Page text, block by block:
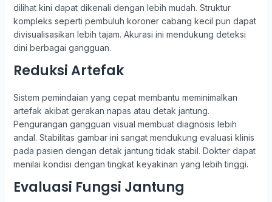
dilihat kini dapat dikenali dengan lebih mudah. Struktur
kompleks seperti pembuluh koroner cabang kecil pun dapat
divisualisasikan lebih tajam. Akurasi ini mendukung deteksi
dini berbagai gangguan.
Reduksi Artefak
Sistem pemindaian yang cepat membantu meminimalkan
artefak akibat gerakan napas atau detak jantung.
Pengurangan gangguan visual membuat diagnosis lebih
andal. Stabilitas gambar ini sangat mendukung evaluasi klinis
pada pasien dengan detak jantung tidak stabil. Dokter dapat
menilai kondisi dengan tingkat keyakinan yang lebih tinggi.
Evaluasi Fungsi Jantung